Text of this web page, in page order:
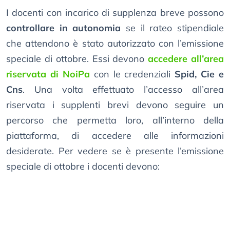
I docenti con incarico di supplenza breve possono
controllare in autonomia se il rateo stipendiale
che attendono è stato autorizzato con l’emissione
speciale di ottobre. Essi devonoaccedere all’area
riservata di NoiPa con le credenziali Spid, Cie e
Cns. Una volta effettuato l’accesso all’area
riservata i supplenti brevi devono seguire un
percorso che permetta loro, all’interno della
piattaforma, di accedere alle informazioni
desiderate. Per vedere se è presente l’emissione
speciale di ottobre i docenti devono: